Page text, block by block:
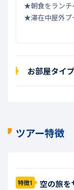
★朝食をランチ
★滞在中屋外プ
お部屋タイ
ツアー特徴
特徴1 空の旅を